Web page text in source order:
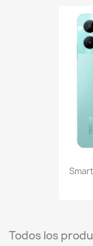
Todos los